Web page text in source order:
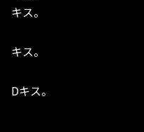
キス。
キス。
Dキス。